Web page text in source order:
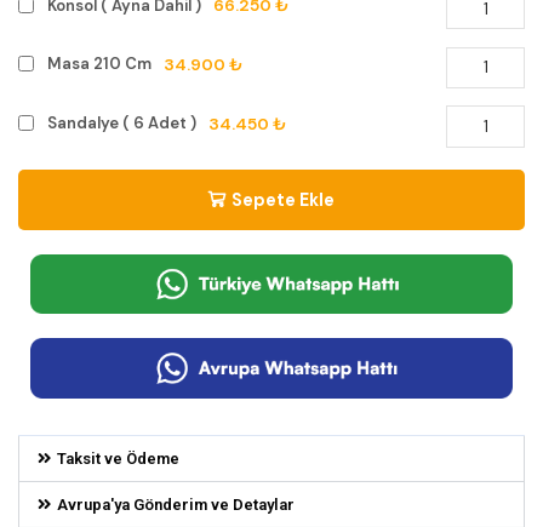
Konsol ( Ayna Dahil ) 66.250 ₺
Masa 210 Cm 34.900 ₺
Sandalye ( 6 Adet ) 34.450 ₺
Sepete Ekle
Taksit ve Ödeme
Avrupa'ya Gönderim ve Detaylar